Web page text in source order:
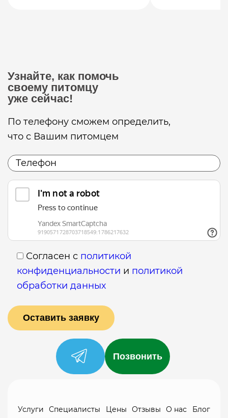
Узнайте, как помочь
своему питомцу
уже сейчас!
По телефону сможем определить,
что с Вашим питомцем
Согласен с политикой
конфиденциальности и политикой
обработки данных
Позвонить
Услуги Специалисты Цены Отзывы О нас Блог